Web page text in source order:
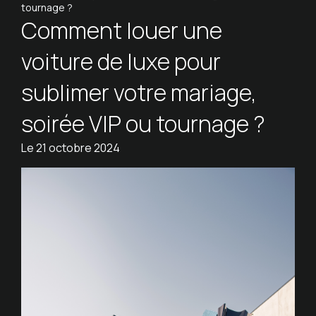
tournage ?
Comment louer une
voiture de luxe pour
sublimer votre mariage,
soirée VIP ou tournage ?
Le21 octobre 2024